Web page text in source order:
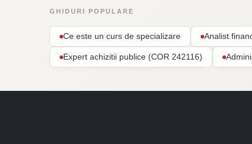
GHIDURI POPULARE
Ce este un curs de specializare Analist
Expert achizitii publice (COR 242116)